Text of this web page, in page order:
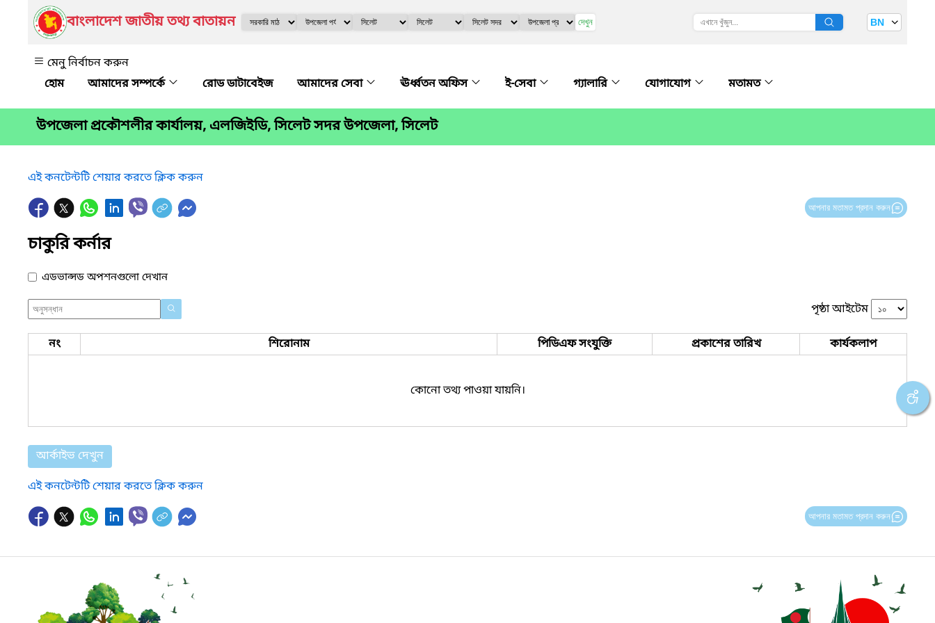
বাংলাদেশ জাতীয় তথ্য বাতায়ন দেখুন BN
মেনু নির্বাচন করুন
আমাদের সম্পর্কে
রোড ডাটাবেইজ আমাদের সেবা ঊর্ধ্বতন অফিস ই-সেবা গ্যালারি যোগাযোগ মতামত
উপজেলা প্রকৌশলীর কার্যালয়, এলজিইডি, সিলেট সদর উপজেলা, সিলেট
এই কনটেন্টটি শেয়ার করতে ক্লিক করুন
আপনার মতামত প্রদান করুন
চাকুরি কর্নার
এডভান্সড অপশনগুলো দেখান
পৃষ্ঠা আইটেম
নং শিরোনাম পিডিএফ সংযুক্তি প্রকাশের তারিখ কার্যকলাপ
কোনো তথ্য পাওয়া যায়নি।
আর্কাইভ দেখুন
এই কনটেন্টটি শেয়ার করতে ক্লিক করুন
আপনার মতামত প্রদান করুন